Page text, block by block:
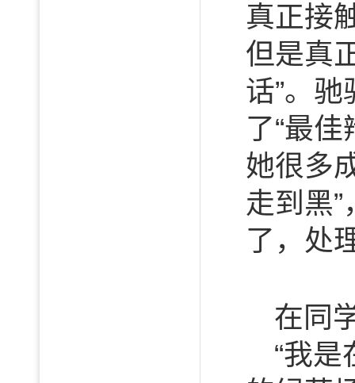
真正接
但是真
话”。
了“最
她很多
走到黑
了，处
在同
“我